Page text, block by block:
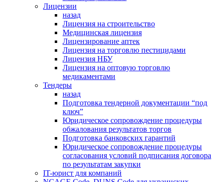
Лицензии
назад
Лицензия на строительство
Медицинская лицензия
Лицензирование аптек
Лицензия на торговлю пестицидами
Лицензия НБУ
Лицензия на оптовую торговлю
медикаментами
Тендеры
назад
Подготовка тендерной документации “под
ключ”
Юридическое сопровождение процедуры
обжалования результатов торгов
Подготовка банковских гарантий
Юридическое сопровождение процедуры
согласования условий подписания договора
по результатам закупки
IT-юрист для компаний